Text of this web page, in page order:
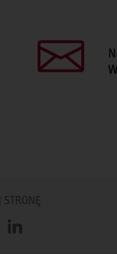
STRONĘ
LinkedIn